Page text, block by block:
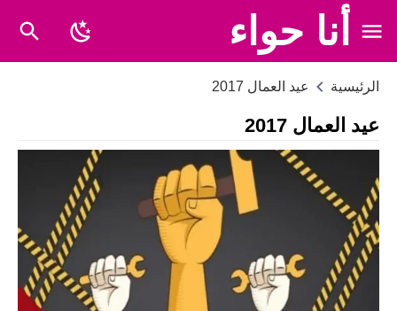
أنا حواء
الرئيسية عيد العمال 2017
عيد العمال 2017